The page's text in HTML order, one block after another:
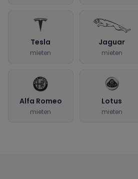
Tesla
mieten
Jaguar
mieten
Alfa Romeo
mieten
Lotus
mieten